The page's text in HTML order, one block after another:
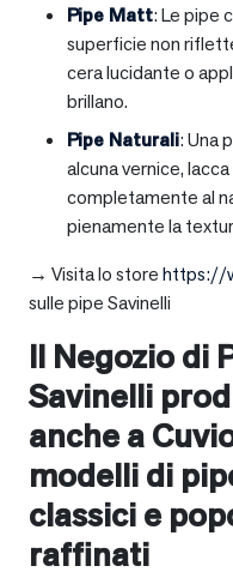
Pipe Matt: Le pipe
superficie non
cera lucidante o
brillano.
Pipe Naturali: Una
alcuna vernice,
completamente al
pienamente la
→ Visita lo storehttps://
sulle pipe Savinelli
Il Negozio di
Savinelli
anche a
modelli di
classici e
raffinati